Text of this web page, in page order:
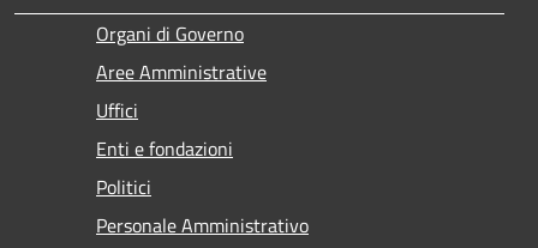
Organi di Governo
Aree Amministrative
Uffici
Enti e fondazioni
Politici
Personale Amministrativo